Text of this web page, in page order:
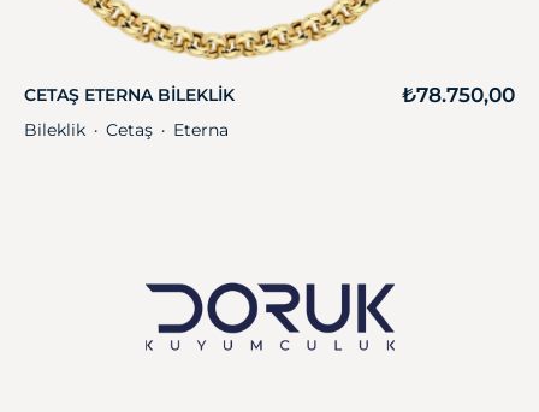
CETAŞ ETERNA BILEKLIK ₺78.750,00
Bileklik ・ Cetaş ・ Eterna